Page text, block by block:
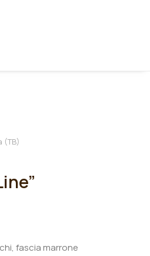
(TB)
fascia marrone